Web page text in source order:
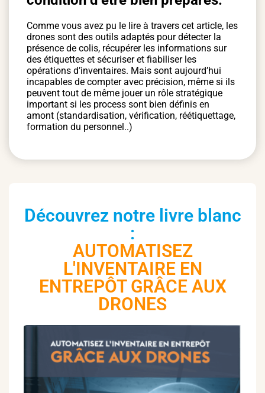
Comme vous avez pu le lire à travers cet article, les
drones sont des outils adaptés pour détecter la
présence de colis, récupérer les informations sur
des étiquettes et sécuriser et fiabiliser les
opérations d’inventaires. Mais sont aujourd’hui
incapables de compter avec précision, même si ils
peuvent tout de même jouer un rôle stratégique
important si les process sont bien définis en
amont (standardisation, vérification, réétiquettage,
formation du personnel..)
Découvrez notre livre blanc
:
AUTOMATISEZ
L'INVENTAIRE EN
ENTREPÔT GRÂCE AUX
DRONES